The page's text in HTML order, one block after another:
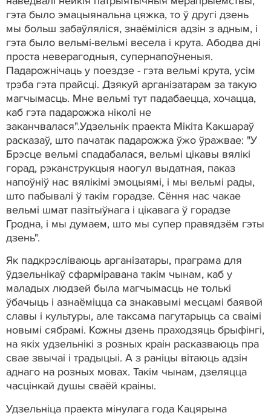
гэта было эмацыянальна цяжка, то ў другі дзень
мы больш забаўляліся, знаёміліся адзін з адным, і
гэта было вельмі-вельмі весела і крута. Абодва дні
проста неверагодныя, супернапоўненыя.
Падарожнічаць у поездзе - гэта вельмі крута, усім
трэба гэта прайсці. Дзякуй арганізатарам за такую
магчымасць. Мне вельмі тут падабаецца, хочацца,
каб гэта падарожжа ніколі не
заканчвалася".Удзельнік праекта Мікіта Какшараў
расказаў, што пачатак падарожжа ўжо ўражвае: "У
Брэсце вельмі спадабалася, вельмі цікавы вялікі
горад, рэканструкцыя наогул выдатная, паказ
напоўніў нас вялікімі эмоцыямі, і мы вельмі рады,
што пабывалі ў такім горадзе. Сёння нас чакае
вельмі шмат пазітыўнага і цікавага ў горадзе
Гродна, і мы думаем, што мы супер правядзём гэты
дзень".
Як падкрэсліваюць арганізатары, праграма для
ўдзельнікаў сфарміравана такім чынам, каб у
маладых людзей была магчымасць не толькі
ўбачыць і азнаёміцца са знакавымі месцамі баявой
славы і культуры, але таксама пагутарыць са сваімі
новымі сябрамі. Кожны дзень праходзяць брыфінгі,
на якіх удзельнікі з розных краін расказваюць пра
свае звычаі і традыцыі. А з раніцы вітаюць адзін
аднаго на розных мовах. Такім чынам, дзеляцца
часцінкай душы сваёй краіны.
Удзельніца праекта мінулага года Кацярына